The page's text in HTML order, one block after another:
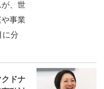
、世
事業
に分
ドナ